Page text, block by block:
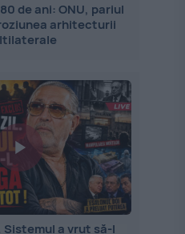
de ani: ONU, pariul
arhitecturii
Sistemul a vrut să-l